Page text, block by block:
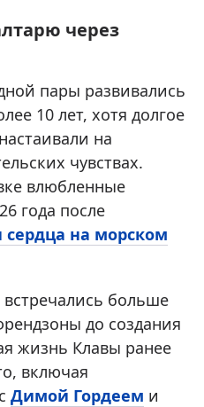
через
пары развивались
10 лет, хотя долгое
на
чувствах.
влюбленные
года после
на морском
больше
до создания
жизнь Клавы ранее
включая
Димой Гордеем и